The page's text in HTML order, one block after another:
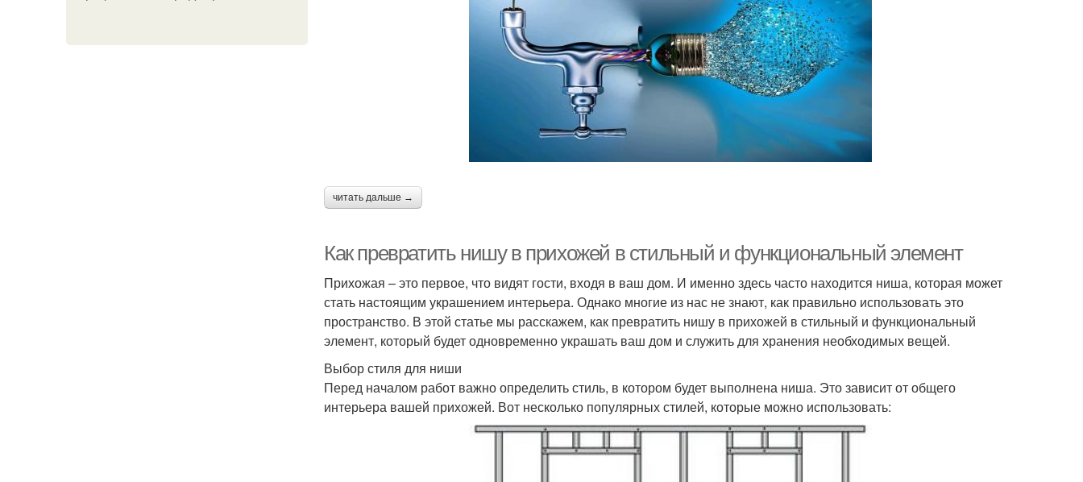
читать дальше →
Как превратить нишу в прихожей в стильный и функциональный элемент
Прихожая – это первое, что видят гости, входя в ваш дом. И именно здесь часто находится ниша, которая может
стать настоящим украшением интерьера. Однако многие из нас не знают, как правильно использовать это
пространство. В этой статье мы расскажем, как превратить нишу в прихожей в стильный и функциональный
элемент, который будет одновременно украшать ваш дом и служить для хранения необходимых вещей.
Выбор стиля для ниши
Перед началом работ важно определить стиль, в котором будет выполнена ниша. Это зависит от общего
интерьера вашей прихожей. Вот несколько популярных стилей, которые можно использовать: